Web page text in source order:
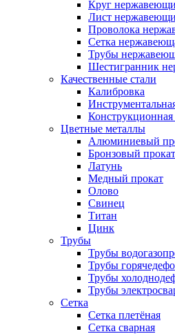
Круг
Лист
Проволока
Сетка
Трубы
Шестигранник
Качественные стали
Калибровка
Конструкционная
Цветные металлы
Алюминиевый
Бронзовый прокат
Латунь
Медный прокат
Олово
Свинец
Титан
Цинк
Трубы
Трубы
Трубы
Трубы
Трубы
Сетка
Сетка плетёная
Сетка сварная